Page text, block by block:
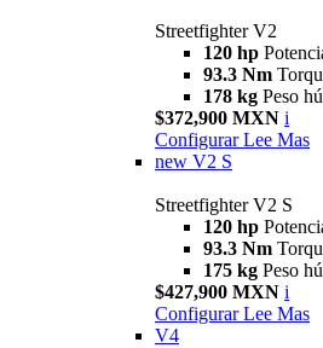
Streetfighter V2
120 hp
93.3 Nm
178 kg Peso
$372,900 MXN i
Configurar Lee Mas
new V2 S
Streetfighter V2 S
120 hp
93.3 Nm
175 kg Peso
$427,900 MXN i
Configurar Lee Mas
V4